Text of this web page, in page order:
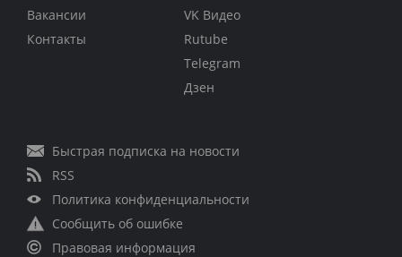
Вакансии
Контакты
VK Видео
Rutube
Telegram
Дзен
Быстрая подписка на новости
RSS
Политика конфиденциальности
Сообщить об ошибке
Правовая информация